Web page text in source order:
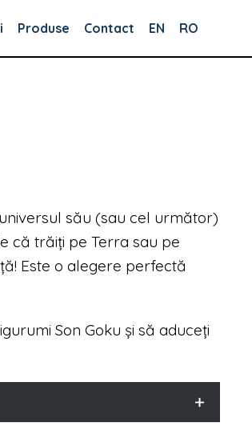
Produse Contact EN RO
său (sau cel următor)
că trăiți pe Terra sau pe
Este o alegere perfectă
Son Goku și să aduceți